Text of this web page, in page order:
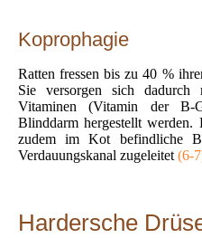
Koprophagie
Ratten fressen bis zu 40 %
Sie versorgen sich dadurch
Vitaminen (Vitamin der
Blinddarm hergestellt
zudem im Kot befindliche
Verdauungskanal zugeleitet (6-
Hardersche